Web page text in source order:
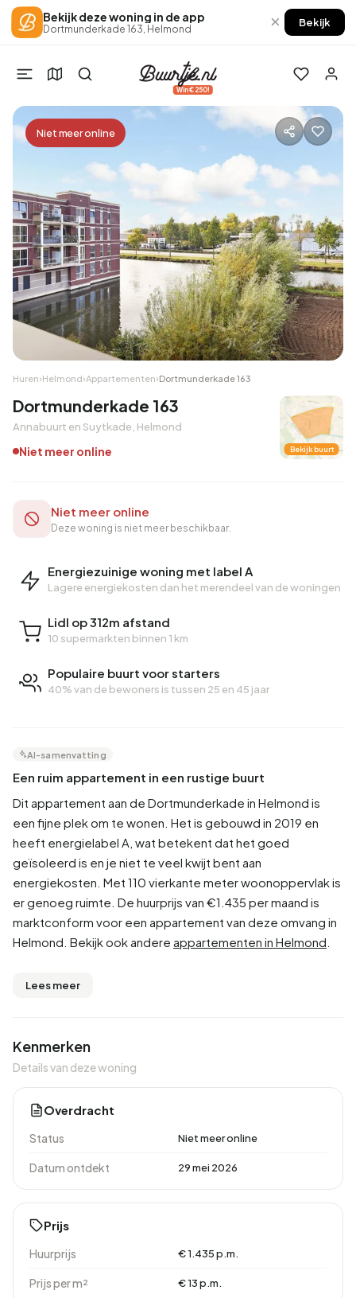
Bekijk deze woning in de app
Dortmunderkade 163, Helmond × Bekijk
Win €250!
Niet meer online
Huren›Helmond›Appartementen›Dortmunderkade 163
Dortmunderkade 163
Annabuurt en Suytkade, Helmond
Niet meer online Bekijk buurt
Energiezuinige woning met label A
Lagere energiekosten dan het merendeel van de woningen
Lidl op 312m afstand
10 supermarkten binnen 1 km
Populaire buurt voor starters
40% van de bewoners is tussen 25 en 45 jaar
AI-samenvatting
Een ruim appartement in een rustige buurt
Dit appartement aan de Dortmunderkade in Helmond is
een fijne plek om te wonen. Het is gebouwd in 2019 en
heeft energielabel A, wat betekent dat het goed
geïsoleerd is en je niet te veel kwijt bent aan
energiekosten. Met 110 vierkante meter woonoppervlak is
er genoeg ruimte. De huurprijs van €1.435 per maand is
marktconform voor een appartement van deze omvang in
Helmond. Bekijk ook andere appartementen in Helmond
Lees meer
Kenmerken
Details van deze woning
Overdracht
Status Niet meer online
Datum ontdekt 29 mei 2026
Prijs
Huurprijs € 1.435 p.m.
Prijs per m² € 13 p.m.
Niet meer online
Deze woning is niet meer beschikbaar.